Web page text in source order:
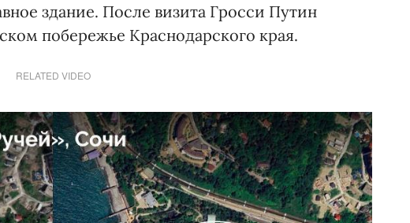
здание. После визита Гросси Путин
побережье Краснодарского края.
RELATED VIDEO